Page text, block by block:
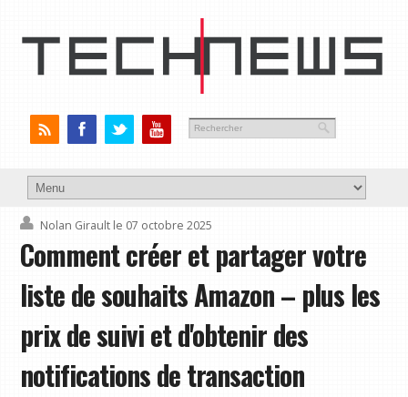
Nolan Girault le 07 octobre 2025
Comment créer et partager votre
liste de souhaits Amazon – plus les
prix de suivi et d'obtenir des
notifications de transaction